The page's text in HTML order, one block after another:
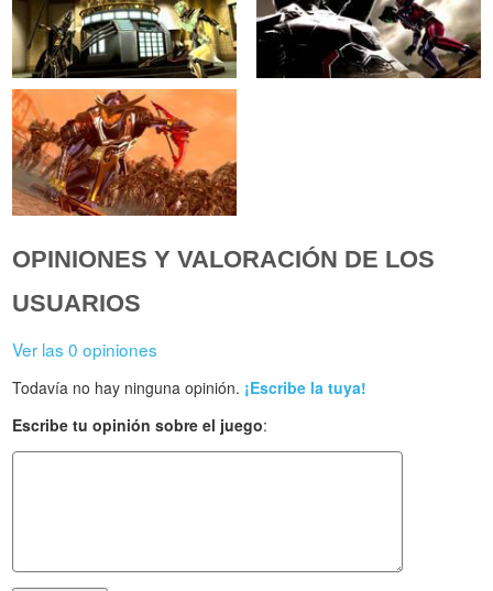
OPINIONES Y VALORACIÓN DE LOS
USUARIOS
Ver las 0 opiniones
Todavía no hay ninguna opinión. ¡Escribe la tuya!
Escribe tu opinión sobre el juego: